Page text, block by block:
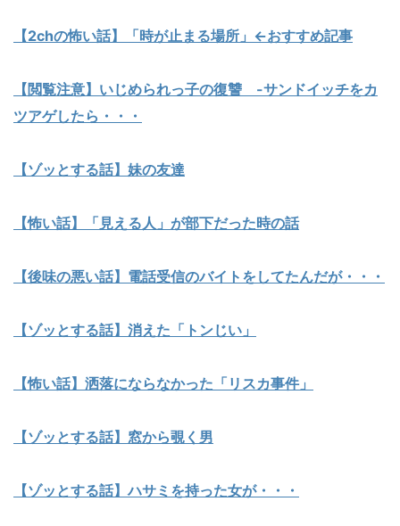
【2chの怖い話】「時が止まる場所」←おすすめ記事
【閲覧注意】いじめられっ子の復讐 -サンドイッチをカ
ツアゲしたら・・・
【ゾッとする話】妹の友達
【怖い話】「見える人」が部下だった時の話
【後味の悪い話】電話受信のバイトをしてたんだが・・・
【ゾッとする話】消えた「トンじい」
【怖い話】洒落にならなかった「リスカ事件」
【ゾッとする話】窓から覗く男
【ゾッとする話】ハサミを持った女が・・・